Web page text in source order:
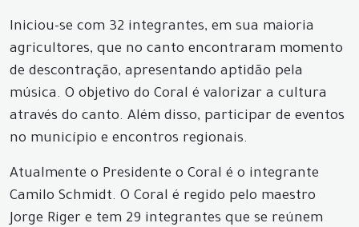
Iniciou-se com 32 integrantes, em sua maioria
agricultores, que no canto encontraram momento
de descontração, apresentando aptidão pela
música. O objetivo do Coral é valorizar a cultura
através do canto. Além disso, participar de eventos
no município e encontros regionais.
Atualmente o Presidente o Coral é o integrante
Camilo Schmidt. O Coral é regido pelo maestro
Jorge Riger e tem 29 integrantes que se reúnem